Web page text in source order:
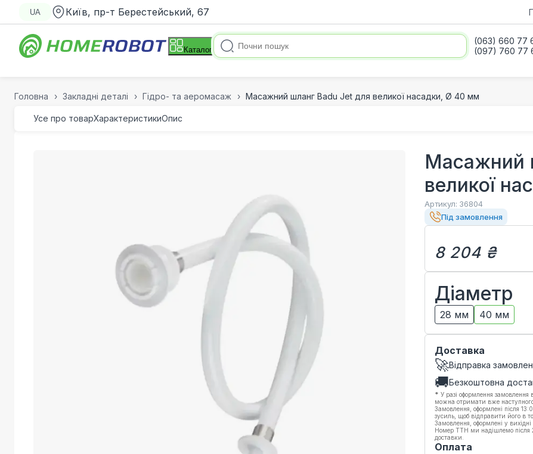
UA Київ, пр-т Берестейський, 67
Каталог
(063) 660 77
(097) 760 77
Головна Закладні деталі Гідро- та аеромасаж Масажний шланг Badu Jet для великої насадки, Ø 40 мм
Усе про товарХарактеристикиОпис
Масажний
великої
Артикул: 36804
Під замовлення
8 204 ₴
Діаметр
28 мм 40 мм
Доставка
🚀Відправка
🚚Безкоштовна
* У разі оформлення
можна отримати вже наступного
Замовлення, оформлені після
зусиль, щоб відправити його в
Замовлення, оформлені у
Номер ТТН ми надішлемо після
доставки.
Оплата